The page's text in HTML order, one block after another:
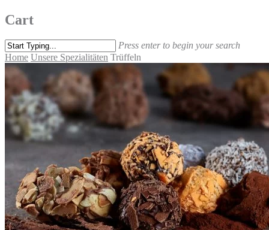
Cart
Press enter to begin your search
Home Unsere Spezialitäten Trüffeln